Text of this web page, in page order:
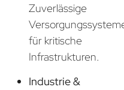
Zuverlässige
für kritische
Infrastrukturen.
Industrie &